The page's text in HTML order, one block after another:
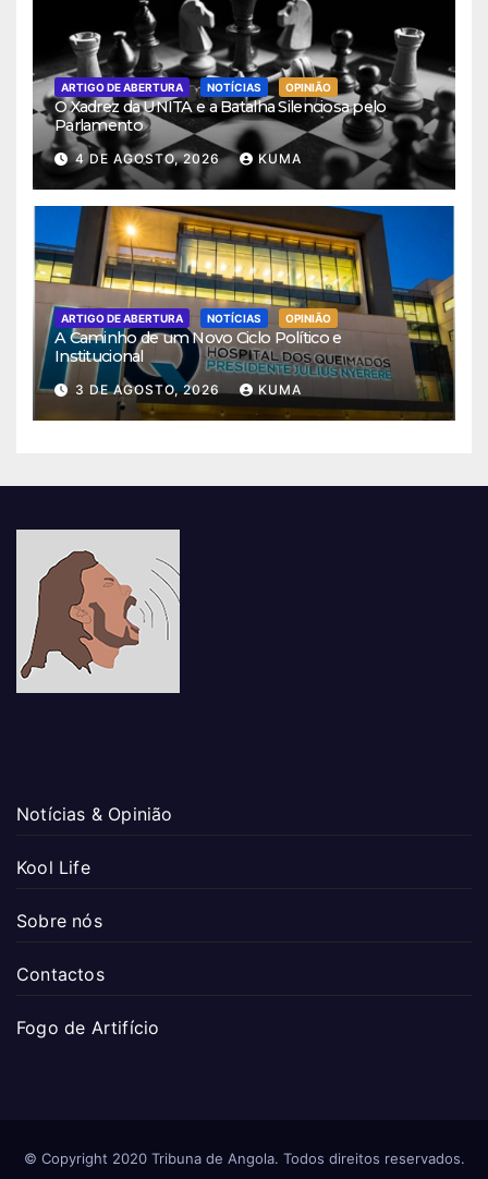
ARTIGO DE ABERTURA NOTÍCIAS OPINIÃO
O Xadrez da UNITA e a Batalha Silenciosa pelo
Parlamento
4 DE AGOSTO, 2026 KUMA
ARTIGO DE ABERTURA NOTÍCIAS OPINIÃO
A Caminho de um Novo Ciclo Político e
Institucional
3 DE AGOSTO, 2026 KUMA
Notícias & Opinião
Kool Life
Sobre nós
Contactos
Fogo de Artifício
© Copyright 2020 Tribuna de Angola. Todos direitos reservados.